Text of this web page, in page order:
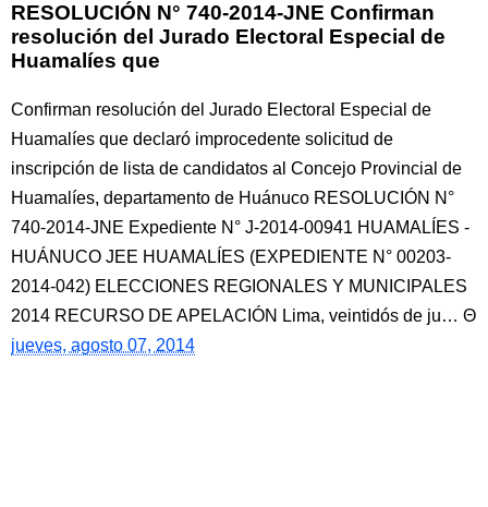
RESOLUCIÓN N° 740-2014-JNE Confirman
resolución del Jurado Electoral Especial de
Huamalíes que
Confirman resolución del Jurado Electoral Especial de
Huamalíes que declaró improcedente solicitud de
inscripción de lista de candidatos al Concejo Provincial de
Huamalíes, departamento de Huánuco RESOLUCIÓN N°
740-2014-JNE Expediente N° J-2014-00941 HUAMALÍES -
HUÁNUCO JEE HUAMALÍES (EXPEDIENTE N° 00203-
2014-042) ELECCIONES REGIONALES Y MUNICIPALES
2014 RECURSO DE APELACIÓN Lima, veintidós de ju…
jueves, agosto 07, 2014